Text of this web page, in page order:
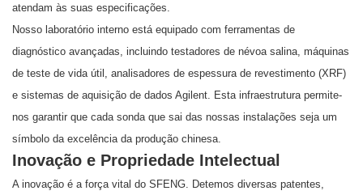
atendam às suas especificações.
Nosso laboratório interno está equipado com ferramentas de
diagnóstico avançadas, incluindo testadores de névoa salina, máquinas
de teste de vida útil, analisadores de espessura de revestimento (XRF)
e sistemas de aquisição de dados Agilent. Esta infraestrutura permite-
nos garantir que cada sonda que sai das nossas instalações seja um
símbolo da excelência da produção chinesa.
Inovação e Propriedade Intelectual
A inovação é a força vital do SFENG. Detemos diversas patentes,